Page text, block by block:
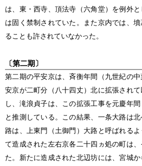
は、東・西寺、頂法寺（六角堂）を例外
は固く禁制されていた。また京内では、
ることも許されていなかった。
〔第二期〕
第二期の平安京は、斉衡年間（九世紀の
安京が二町分（八十四丈）北に拡張され
し、滝浪貞子は、この拡張工事を元慶年
と推測している。この結果、一条大路は
路は、上東門（土御門）大路と呼ばれる
て造成された左右京各二十四ヵ処の町は
た。新たに造成された北辺坊には、宮城